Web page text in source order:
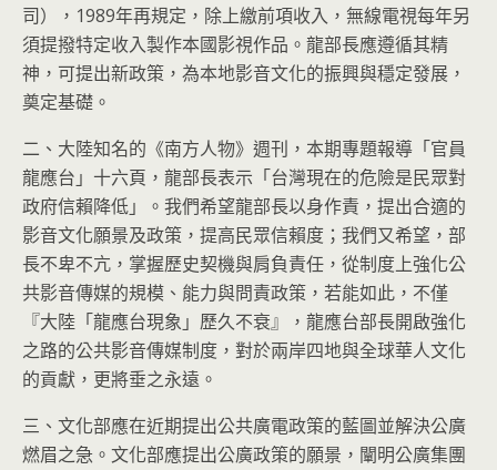
司），1989年再規定，除上繳前項收入，無線電視每年另
須提撥特定收入製作本國影視作品。龍部長應遵循其精
神，可提出新政策，為本地影音文化的振興與穩定發展，
奠定基礎。
二、大陸知名的《南方人物》週刊，本期專題報導「官員
龍應台」十六頁，龍部長表示「台灣現在的危險是民眾對
政府信賴降低」。我們希望龍部長以身作責，提出合適的
影音文化願景及政策，提高民眾信賴度；我們又希望，部
長不卑不亢，掌握歷史契機與肩負責任，從制度上強化公
共影音傳媒的規模、能力與問責政策，若能如此，不僅
『大陸「龍應台現象」歷久不衰』，龍應台部長開啟強化
之路的公共影音傳媒制度，對於兩岸四地與全球華人文化
的貢獻，更將垂之永遠。
三、文化部應在近期提出公共廣電政策的藍圖並解決公廣
燃眉之急。文化部應提出公廣政策的願景，闡明公廣集團